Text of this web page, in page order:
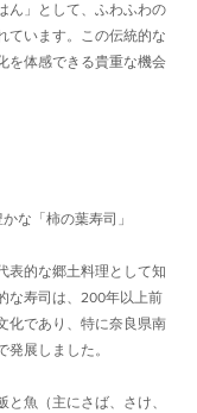
ん」として、ふわふわの
ています。この伝統的な
を体感できる貴重な機会
な「柿の葉寿司」
表的な郷土料理として知
な寿司は、200年以上前
化であり、特に奈良県南
展しました。
魚（主にさば、さけ、